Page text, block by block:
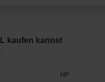
kaufen kannst
HP